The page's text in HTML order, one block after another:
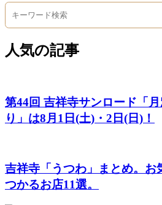
Share
人気の記事
第44回 吉祥寺サンロード「
り」は8月1日(土)・2日(日)！
吉祥寺「うつわ」まとめ。お
つかるお店11選。